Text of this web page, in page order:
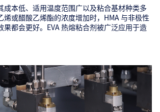
成本低、适用温度范围广以及粘合基材种类多
烯或醋酸乙烯酯的浓度增加时，HMA 与非极性
果都会更好。EVA 热熔粘合剂被广泛应用于造